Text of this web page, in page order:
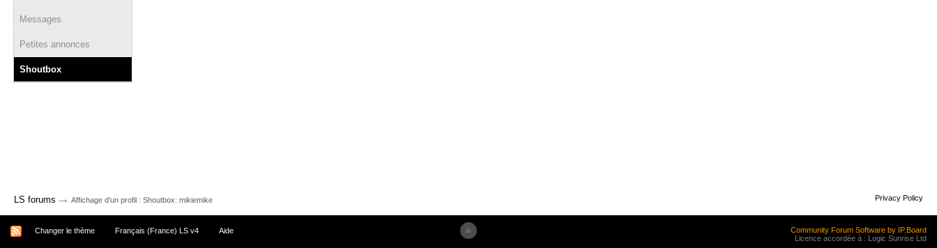
Messages
Petites annonces
Shoutbox
LS forums → Affichage d'un profil : Shoutbox: mikiemike Privacy Policy
Changer le thème Français (France) LS v4 Aide
Community Forum Software by IP.Board
Licence accordée à : Logic Sunrise Ltd